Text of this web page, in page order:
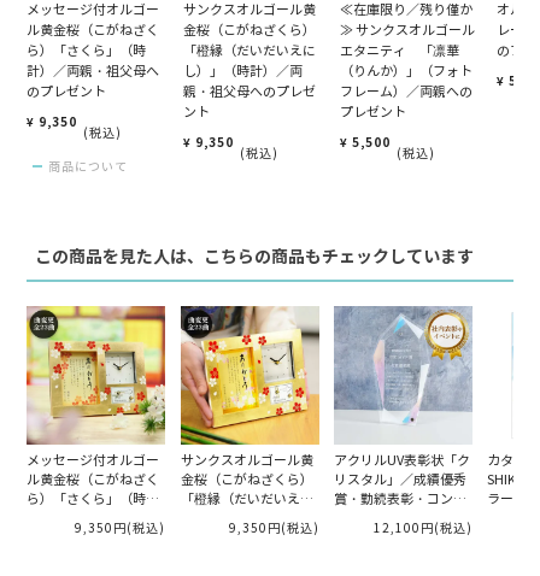
メッセージ付オルゴー
ル黄金桜（こがねざく
ら）「さくら」（時
計）／両親・祖父母へ
のプレゼント
¥ 9,350
税込
商品について
サンクスオルゴール黄
金桜（こがねざくら）
「橙縁（だいだいえに
し）」（時計）／両
親・祖父母へのプレゼ
ント
¥ 9,350
税込
≪在庫限り／残り僅か
≫ サンクスオルゴール
エタニティ 「凛華
（りんか）」（フォト
フレーム）／両親への
プレゼント
¥ 5,500
税込
オル
レー
のプ
¥
この商品を見た人は、こちらの商品もチェックしています
メッセージ付オルゴー
ル黄金桜（こがねざく
ら）「さくら」（時
のプレゼント
9,350円(税込)
サンクスオルゴール黄
金桜（こがねざくら）
「橙縁（だいだいえに
親・祖父母へのプレゼ
9,350円(税込)
アクリルUV表彰状「ク
リスタル」／成績優秀
賞・勤続表彰・コンク
12,100円(税込)
カタロ
ラーコ